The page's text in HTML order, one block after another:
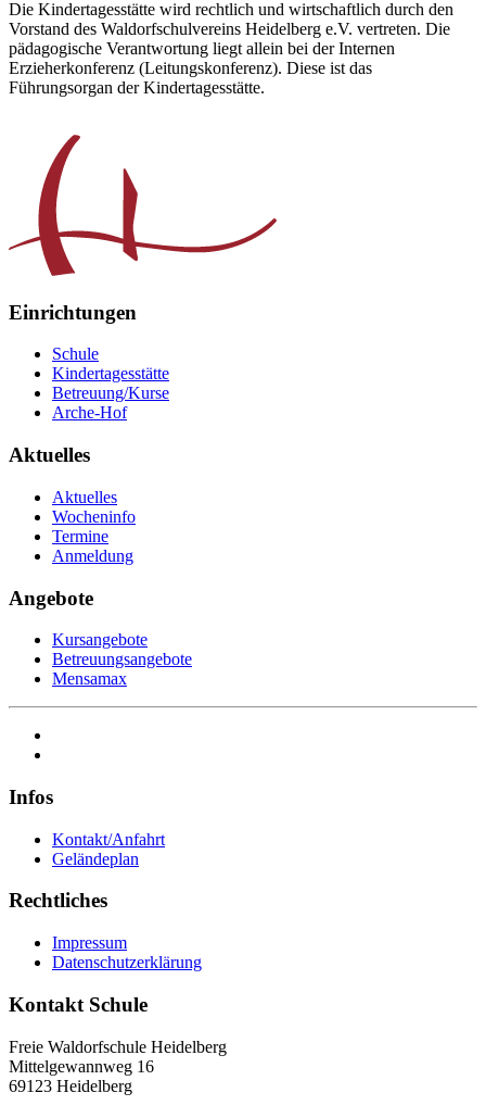
Die Kindertagesstätte wird rechtlich und wirtschaftlich durch den
Vorstand des Waldorfschulvereins Heidelberg e.V. vertreten. Die
pädagogische Verantwortung liegt allein bei der Internen
Erzieherkonferenz (Leitungskonferenz). Diese ist das
Führungsorgan der Kindertagesstätte.
Einrichtungen
Schule
Kindertagesstätte
Betreuung/Kurse
Arche-Hof
Aktuelles
Aktuelles
Wocheninfo
Termine
Anmeldung
Angebote
Kursangebote
Betreuungsangebote
Mensamax
Infos
Kontakt/Anfahrt
Geländeplan
Rechtliches
Impressum
Datenschutzerklärung
Kontakt Schule
Freie Waldorfschule Heidelberg
Mittelgewannweg 16
69123 Heidelberg